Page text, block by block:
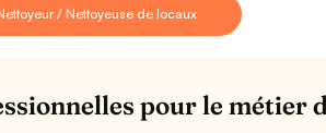
/ Nettoyeuse de locaux
pour le métier